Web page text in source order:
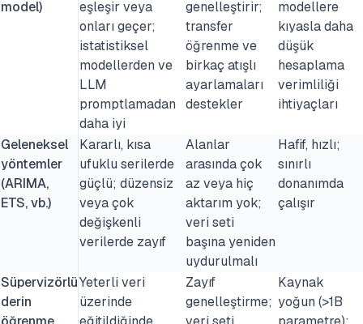
model)
eşleşir veya
onları geçer;
istatistiksel
modellerden ve
LLM
promptlamadan
daha iyi
genelleştirir;
transfer
öğrenme ve
birkaç atışlı
ayarlamaları
destekler
modellere
kıyasla daha
düşük
hesaplama
verimliliği
ihtiyaçları
Geleneksel
yöntemler
(ARIMA,
ETS, vb.)
Kararlı, kısa
ufuklu serilerde
güçlü; düzensiz
veya çok
değişkenli
verilerde zayıf
Alanlar
arasında çok
az veya hiç
aktarım yok;
veri seti
başına yeniden
uydurulmalı
Hafif, hızlı;
sınırlı
donanımda
çalışır
Süpervizörlü
derin
Yeterli veri
üzerinde
Zayıf
genelleştirme;
Kaynak
yoğun (>1B